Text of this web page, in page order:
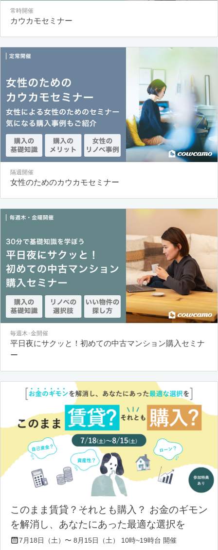
常時開催
カウカモセミナー
隔週開催
女性のためのカウカモセミナー
毎週木･金開催
平日夜にサクッと！初めての中古マンション購入セミナ
ー
このまま賃貸？それとも購入？ お金のギモン
を解消し、あなたにあった最適な選択を
7月18日（土）〜 8月15日（土） 10時~19時台 開催